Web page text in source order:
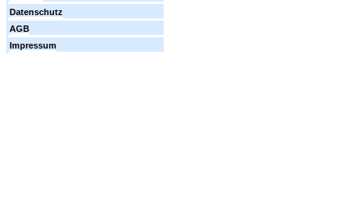
Datenschutz
AGB
Impressum